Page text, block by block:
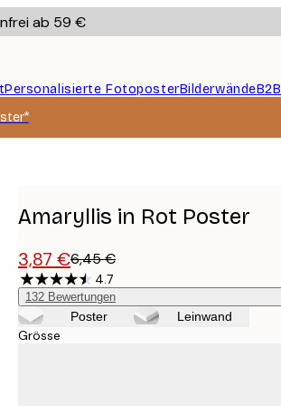
ab 59 €
Personalisierte FotoposterBilderwändeB2B
Amaryllis in Rot Poster
3,87 €6,45 €
4.7
132 Bewertungen
Poster Leinwand
Grösse